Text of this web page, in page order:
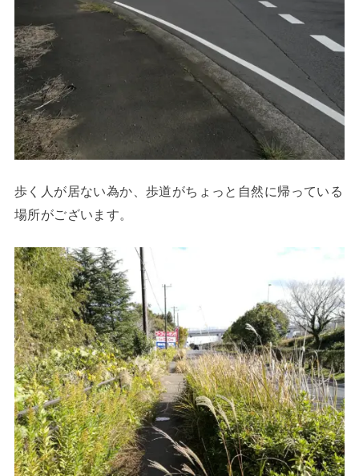
歩く人が居ない為か、歩道がちょっと自然に帰っている
場所がございます。